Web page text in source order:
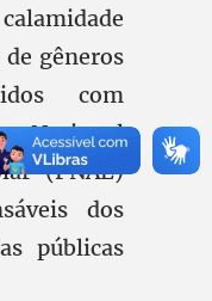
gêneros
com
Nacional
(PNAE)
dos
públicas